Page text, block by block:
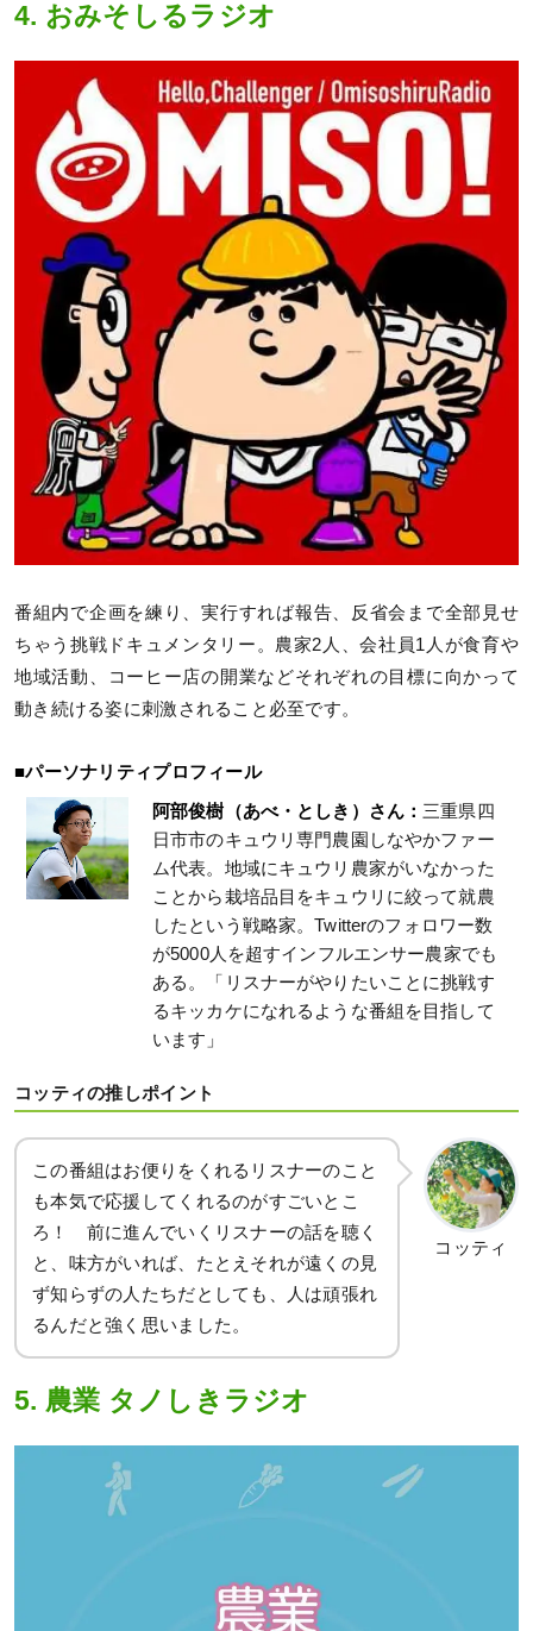
4. おみそしるラジオ
番組内で企画を練り、実行すれば報告、反省会まで全部見せ
ちゃう挑戦ドキュメンタリー。農家2人、会社員1人が食育や
地域活動、コーヒー店の開業などそれぞれの目標に向かって
動き続ける姿に刺激されること必至です。
■パーソナリティプロフィール
阿部俊樹（あべ・としき）さん： 三重県四
日市市のキュウリ専門農園しなやかファー
ム代表。地域にキュウリ農家がいなかった
ことから栽培品目をキュウリに絞って就農
したという戦略家。Twitterのフォロワー数
が5000人を超すインフルエンサー農家でも
ある。「リスナーがやりたいことに挑戦す
るキッカケになれるような番組を目指して
います」
コッティの推しポイント
この番組はお便りをくれるリスナーのこと
も本気で応援してくれるのがすごいとこ
ろ！ 前に進んでいくリスナーの話を聴く
と、味方がいれば、たとえそれが遠くの見
ず知らずの人たちだとしても、人は頑張れ
るんだと強く思いました。
コッティ
5. 農業 タノしきラジオ